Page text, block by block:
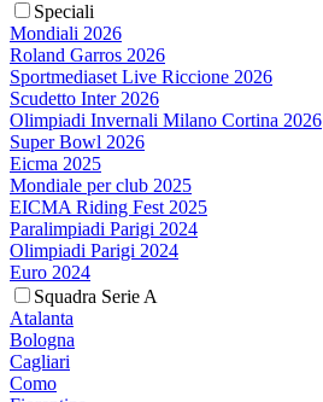
Speciali
Mondiali 2026
Roland Garros 2026
Sportmediaset Live Riccione 2026
Scudetto Inter 2026
Olimpiadi Invernali Milano Cortina 2026
Super Bowl 2026
Eicma 2025
Mondiale per club 2025
EICMA Riding Fest 2025
Paralimpiadi Parigi 2024
Olimpiadi Parigi 2024
Euro 2024
Squadra Serie A
Atalanta
Bologna
Cagliari
Como